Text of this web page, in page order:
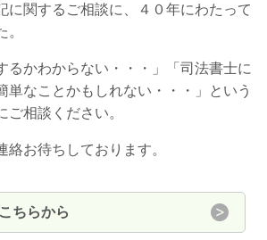
に関するご相談に、４０年にわたって
るかわからない・・・」「司法書士に
単なことかもしれない・・・」という
ご相談ください。
絡お待ちしております。
ちらから